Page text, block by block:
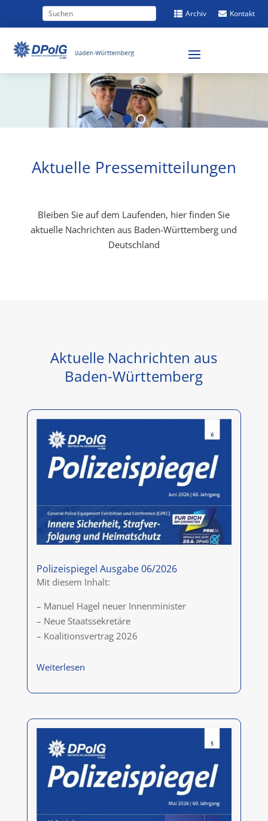
 Kontakt
 Archiv
Aktuelle Pressemitteilungen
Bleiben Sie auf dem Laufenden, hier finden Sie
aktuelle Nachrichten aus Baden-Württemberg und
Deutschland
Aktuelle Nachrichten aus
Baden-Württemberg
Polizeispiegel Ausgabe 06/2026
Mit diesem Inhalt:
– Manuel Hagel neuer Innenminister
– Neue Staatssekretäre
– Koalitionsvertrag 2026
Weiterlesen